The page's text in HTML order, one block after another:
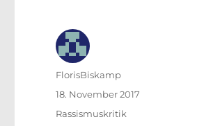
Autor
FlorisBiskamp
Veröffentlicht
18. November 2017
Kategorien
Rassismuskritik